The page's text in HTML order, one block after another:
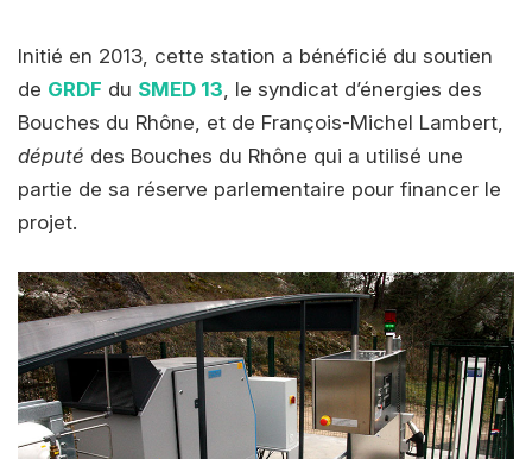
Initié en 2013, cette station a bénéficié du soutien
de GRDF du SMED 13, le syndicat d’énergies des
Bouches du Rhône, et de François-Michel Lambert,
député des Bouches du Rhône qui a utilisé une
partie de sa réserve parlementaire pour financer le
projet.